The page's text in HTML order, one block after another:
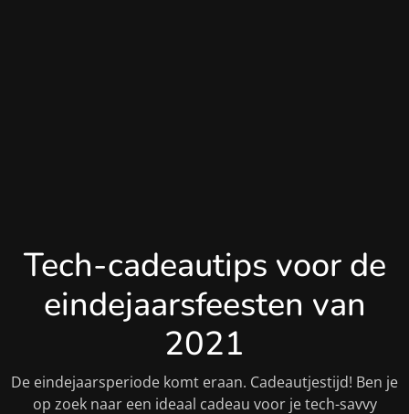
Tech-cadeautips voor de
eindejaarsfeesten van
2021
De eindejaarsperiode komt eraan. Cadeautjestijd! Ben je
op zoek naar een ideaal cadeau voor je tech-savvy